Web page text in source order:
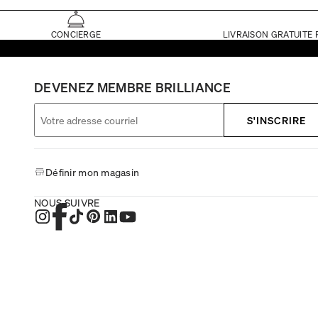
CONCIERGE LIVRAISON GRATUITE
DEVENEZ MEMBRE BRILLIANCE
S'INSCRIRE
Définir mon magasin
NOUS SUIVRE